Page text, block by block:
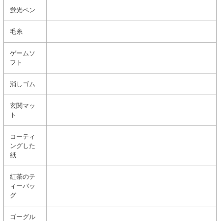
蛍光ペン
毛糸
ゲームソ
フト
消しゴム
玄関マッ
ト
コーティ
ングした
紙
紅茶のテ
ィーバッ
グ
ゴーグル